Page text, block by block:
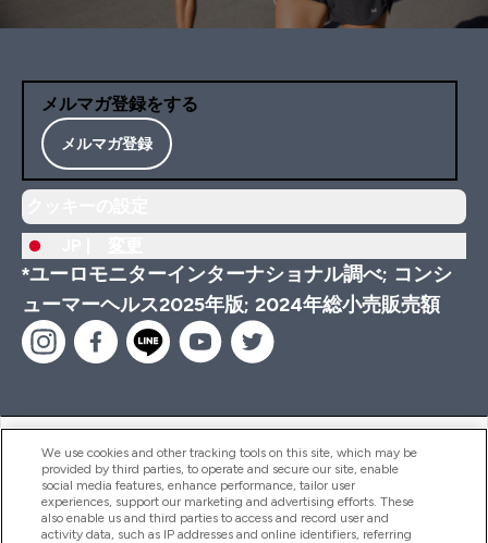
メルマガ登録をする
メルマガ登録
*ユーロモニターインターナショナル調べ; コンシ
ューマーヘルス2025年版; 2024年総小売販売額
ヘルプ＆ガイド
商品について
We use cookies and other tracking tools on this site, which may be
provided by third parties, to operate and secure our site, enable
social media features, enhance performance, tailor user
experiences, support our marketing and advertising efforts. These
also enable us and third parties to access and record user and
activity data, such as IP addresses and online identifiers, referring